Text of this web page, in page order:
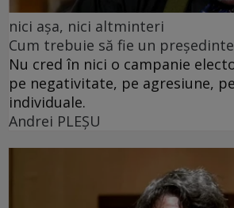
nici așa, nici altminteri
Cum trebuie să fie un președinte
Nu cred în nici o campanie
pe negativitate, pe agresiune,
individuale.
Andrei PLEŞU